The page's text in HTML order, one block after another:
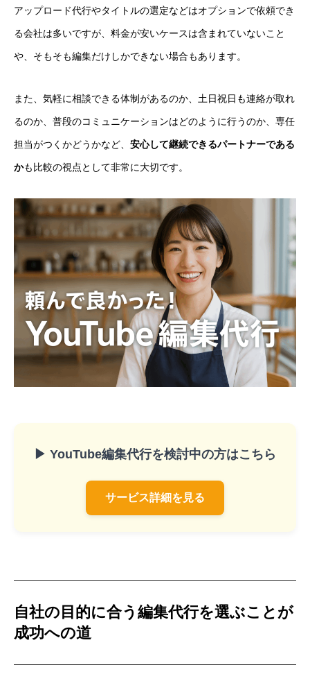
アップロード代行やタイトルの選定などはオプションで依頼でき
る会社は多いですが、料金が安いケースは含まれていないこと
や、そもそも編集だけしかできない場合もあります。
また、気軽に相談できる体制があるのか、土日祝日も連絡が取れ
るのか、普段のコミュニケーションはどのように行うのか、専任
担当がつくかどうかなど、 安心して継続できるパートナーである
かも比較の視点として非常に大切です。
▶ YouTube編集代行を検討中の方はこちら
サービス詳細を見る
自社の目的に合う編集代行を選ぶことが
成功への道